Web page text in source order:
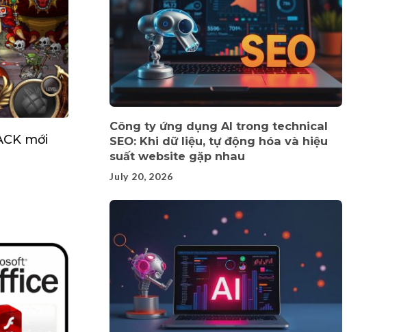
mới
Công ty ứng dụng AI trong technical
SEO: Khi dữ liệu, tự động hóa và hiệu
suất website gặp nhau
July 20, 2026